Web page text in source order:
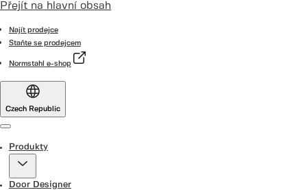
Přejít na hlavní obsah
Najít prodejce
Staňte se prodejcem
Normstahl e-shop
Czech Republic
Produkty
Door Designer